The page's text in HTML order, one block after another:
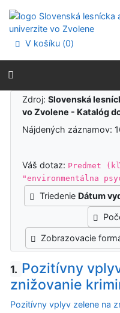
Prejsť na menu
Prehlásenie o webovej
V košíku (0)
Výsledky
Zdroj:Slovenská
vo Zvolene - Katalóg
Nájdených záznamov:
Váš dotaz: Predmet
"environmentálna
Triedenie Dátum
Zobrazovacie
1. Pozitívny
znižovanie
Pozitívny vplyv zelene na